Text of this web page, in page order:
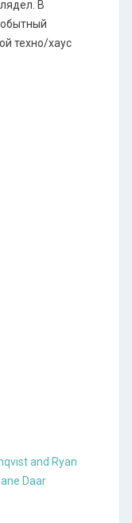
В
техно/хаус
and Ryan
Daar